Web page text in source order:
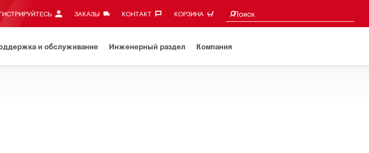
ЗАКАЗЫ КОНТАКТ‎ КОРЗИНА Поиск
Поиск предложений
и обслуживание Инженерный раздел Компания